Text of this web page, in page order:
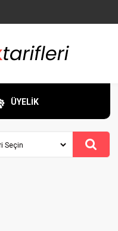
ÜYELİK